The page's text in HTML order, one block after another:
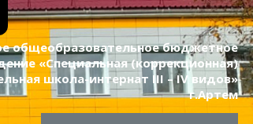
общеобразовательное бюджетное
«Специальная (коррекционная)
школа-интернат III – IV видов»
г.Артем